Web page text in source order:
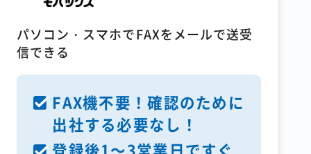
パソコン・スマホでFAXをメールで送受
信できる
FAX機不要！確認のために
出社する必要なし！